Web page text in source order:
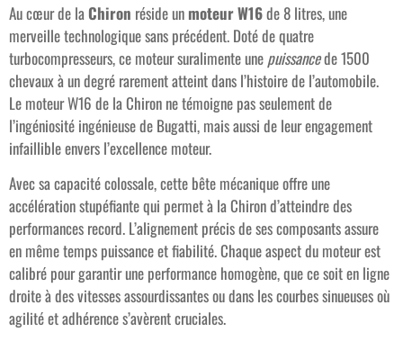
Au cœur de la Chiron réside un moteur W16de 8 litres, une
merveille technologique sans précédent. Doté de quatre
turbocompresseurs, ce moteur suralimente une puissancede 1500
chevaux à un degré rarement atteint dans l’histoire de l’automobile.
Le moteur W16 de la Chiron ne témoigne pas seulement de
l’ingéniosité ingénieuse de Bugatti, mais aussi de leur engagement
infaillible envers l’excellence moteur.
Avec sa capacité colossale, cette bête mécanique offre une
accélération stupéfiante qui permet à la Chiron d’atteindre des
performances record. L’alignement précis de ses composants assure
en même temps puissance et fiabilité. Chaque aspect du moteur est
calibré pour garantir une performance homogène, que ce soit en ligne
droite à des vitesses assourdissantes ou dans les courbes sinueuses où
agilité et adhérence s’avèrent cruciales.